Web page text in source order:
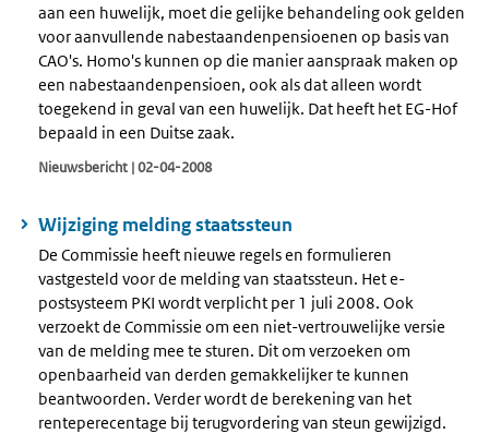
aan een huwelijk, moet die gelijke behandeling ook gelden
voor aanvullende nabestaandenpensioenen op basis van
CAO's. Homo's kunnen op die manier aanspraak maken op
een nabestaandenpensioen, ook als dat alleen wordt
toegekend in geval van een huwelijk. Dat heeft het EG-Hof
bepaald in een Duitse zaak.
Nieuwsbericht | 02-04-2008
Wijziging melding staatssteun
De Commissie heeft nieuwe regels en formulieren
vastgesteld voor de melding van staatssteun. Het e-
postsysteem PKI wordt verplicht per 1 juli 2008. Ook
verzoekt de Commissie om een niet-vertrouwelijke versie
van de melding mee te sturen. Dit om verzoeken om
openbaarheid van derden gemakkelijker te kunnen
beantwoorden. Verder wordt de berekening van het
renteperecentage bij terugvordering van steun gewijzigd.